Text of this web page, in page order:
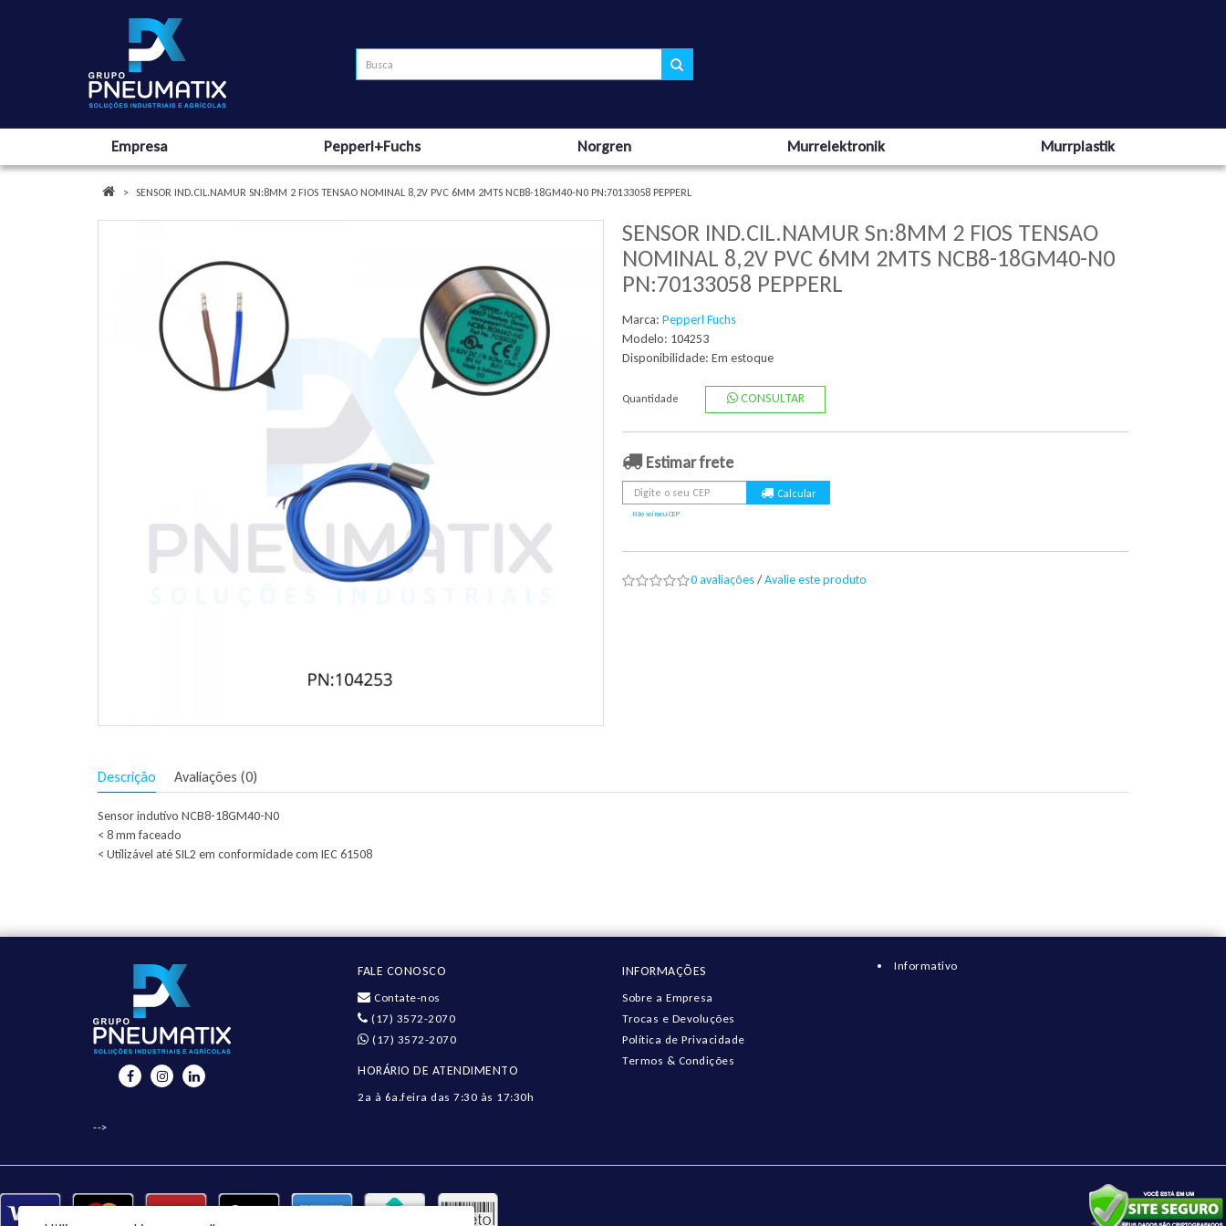
Empresa Pepperl+Fuchs Norgren Murrelektronik Murrplastik
SENSOR IND.CIL.NAMUR SN:8MM 2 FIOS TENSAO NOMINAL 8,2V PVC 6MM 2MTS NCB8-18GM40-N0 PN:70133058 PEPPERL
SENSOR IND.CIL.NAMUR Sn:8MM 2 FIOS TENSAO
NOMINAL 8,2V PVC 6MM 2MTS NCB8-18GM40-N0
PN:70133058 PEPPERL
Marca: Pepperl Fuchs
Modelo: 104253
Disponibilidade: Em estoque
Quantidade CONSULTAR
Estimar frete
Não sei meu CEP
0 avaliações/Avalie este produto
Descrição Avaliações (0)
Sensor indutivo NCB8-18GM40-N0
< 8 mm faceado
< Utilizável até SIL2 em conformidade com IEC 61508
FALE CONOSCO
Contate-nos
(17) 3572-2070
(17) 3572-2070
HORÁRIO DE ATENDIMENTO
2a à 6a.feira das 7:30 às 17:30h
INFORMAÇÕES
Sobre a Empresa
Trocas e Devoluções
Política de Privacidade
Termos & Condições
Informativo
-->